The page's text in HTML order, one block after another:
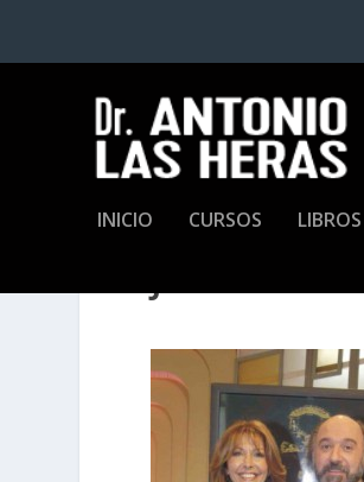
INICIO CURSOS LIBROS